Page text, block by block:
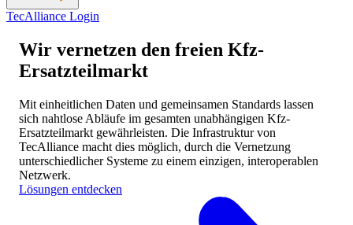
TecAlliance Login
Wir vernetzen den freien Kfz-
Ersatzteilmarkt
Mit einheitlichen Daten und gemeinsamen Standards lassen
sich nahtlose Abläufe im gesamten unabhängigen Kfz-
Ersatzteilmarkt gewährleisten. Die Infrastruktur von
TecAlliance macht dies möglich, durch die Vernetzung
unterschiedlicher Systeme zu einem einzigen, interoperablen
Netzwerk.
Lösungen entdecken